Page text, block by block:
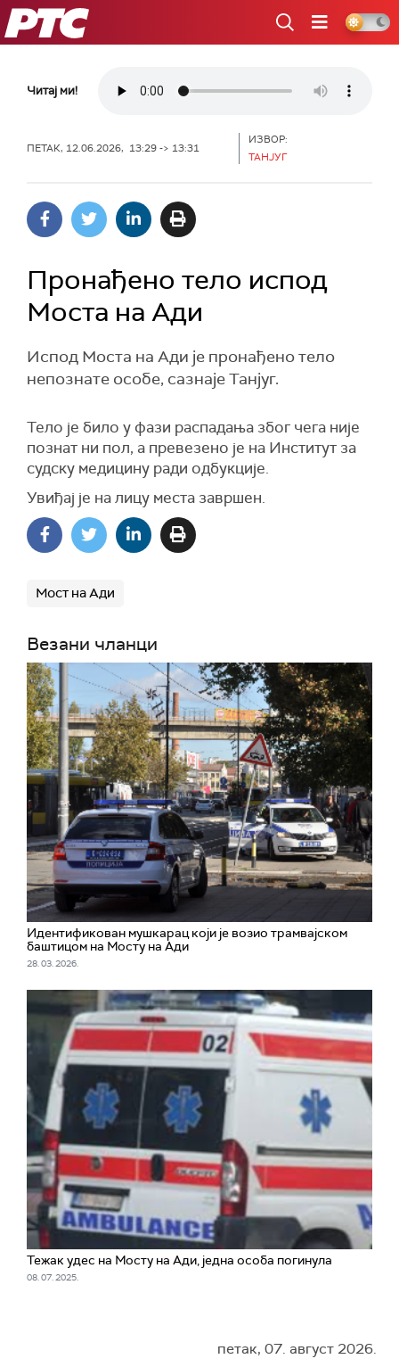
РТС
Читај ми!
ПЕТАК, 12.06.2026, 13:29 -> 13:31
ИЗВОР:
ТАНЈУГ
Пронађено тело испод
Моста на Ади
Испод Моста на Ади је пронађено тело
непознате особе, сазнаје Танјуг.
Тело је било у фази распадања због чега није
познат ни пол, а превезено је на Институт за
судску медицину ради одбукције.
Увиђај је на лицу места завршен.
Мост на Ади
Везани чланци
Идентификован мушкарац који је возио трамвајском
баштицом на Мосту на Ади
28. 03. 2026.
Тежак удес на Мосту на Ади, једна особа погинула
08. 07. 2025.
петак, 07. август 2026.